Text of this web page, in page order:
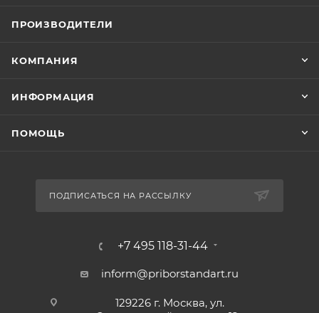
ПРОИЗВОДИТЕЛИ
КОМПАНИЯ
ИНФОРМАЦИЯ
ПОМОЩЬ
ПОДПИСАТЬСЯ НА РАССЫЛКУ
+7 495 118-31-44
inform@priborstandart.ru
129226 г. Москва, ул.